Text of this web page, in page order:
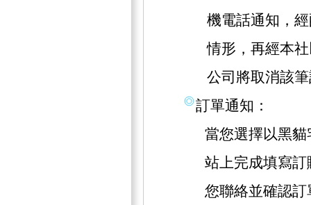
機電話通知，
情形，再經本
公司將取消該
訂單通知：
當您選擇以黑
站上完成填寫
您聯絡並確認訂